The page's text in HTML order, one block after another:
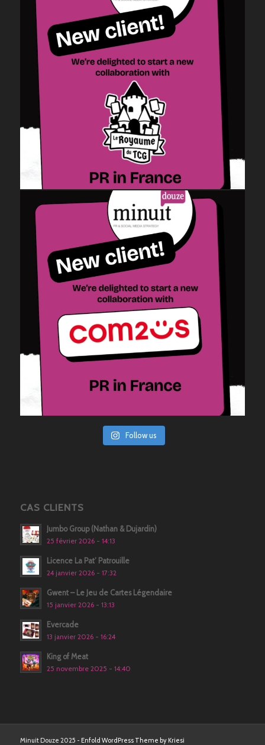
Follow us
CAS CLIENTS
Jumbo Group (Nathan & Dujardin)
25 février 2026 - 14:13
Licence La Pat’ Patrouille
24 janvier 2026 - 17:32
Gwent – Le Jeu de Cartes Légendaire
15 janvier 2026 - 13:13
Evercade
13 janvier 2026 - 16:24
King of Meat
25 novembre 2025 - 14:40
Minuit Douze 2025 - Enfold WordPress Theme by Kriesi